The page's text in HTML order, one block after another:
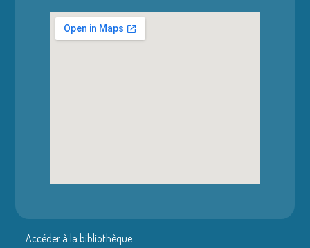
Accéder à la bibliothèque